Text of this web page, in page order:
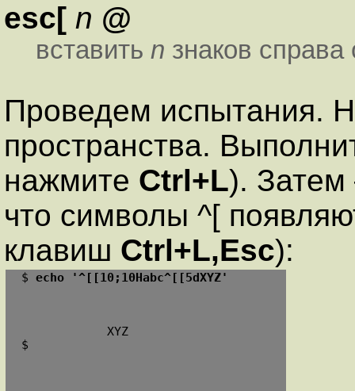
esc[ n @
вставить n знаков справа
Проведем испытания.
пространства.
нажмите Ctrl+L).
что символы ^[
клавиш Ctrl+L,Esc):
$ echo '^[[10;10Habc^[[5dXYZ'